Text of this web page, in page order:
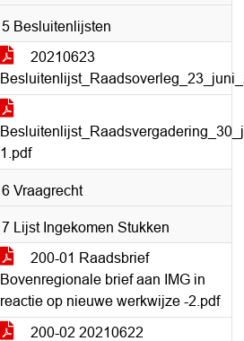
5 Besluitenlijsten
20210623
1.pdf
6 Vraagrecht
7 Lijst Ingekomen Stukken
200-01 Raadsbrief
Bovenregionale brief aan IMG in
reactie op nieuwe werkwijze -2.pdf
200-02 20210622